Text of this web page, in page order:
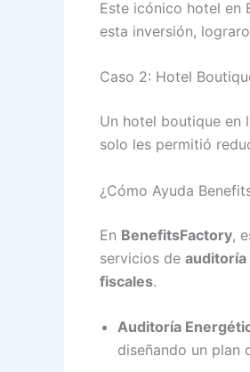
Este icónico hotel en
esta inversión,
Caso 2: Hotel
Un hotel boutique en
solo les permitió
¿Cómo Ayuda
En BenefitsFactory,
servicios de
fiscales.
Auditoría
diseñando un plan